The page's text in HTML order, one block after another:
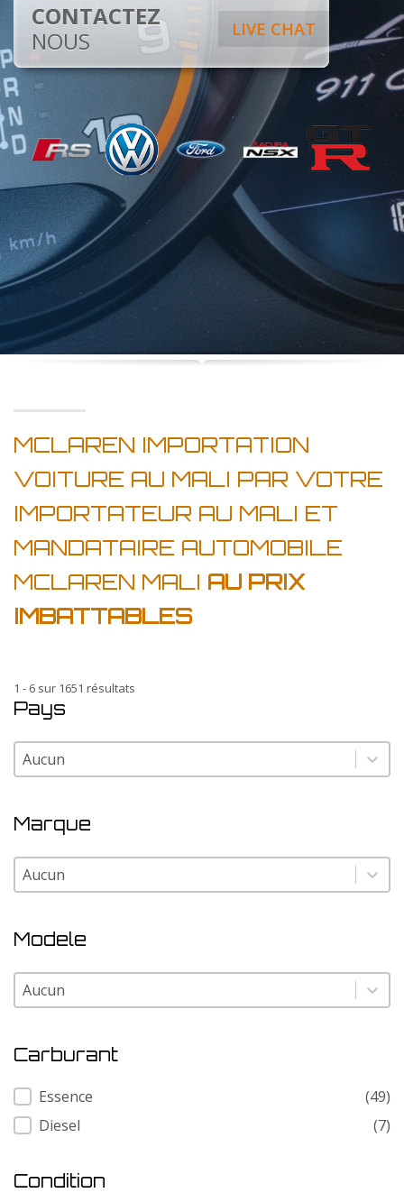
LIVE CHAT
CONTACTEZ
NOUS
MCLAREN IMPORTATION
VOITURE AU MALI PAR VOTRE
IMPORTATEUR AU MALI ET
MANDATAIRE AUTOMOBILE
MCLAREN MALI AU PRIX
IMBATTABLES
1 - 6 sur 1651 résultats
Pays
Pays
Pays
Marque
Marque
Marque
Modele
Modele
Modele
Carburant
Carburant
Essence
(49)
Diesel
(7)
Condition